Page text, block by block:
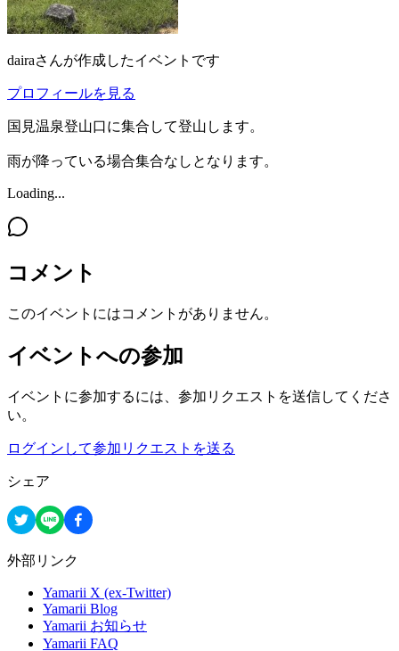
dairaさんが作成したイベントです
プロフィールを見る
国見温泉登山口に集合して登山します。
雨が降っている場合集合なしとなります。
Loading...
コメント
このイベントにはコメントがありません。
イベントへの参加
イベントに参加するには、参加リクエストを送信してくださ
い。
ログインして参加リクエストを送る
シェア
外部リンク
Yamarii X (ex-Twitter)
Yamarii Blog
Yamarii お知らせ
Yamarii FAQ